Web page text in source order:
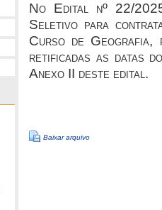
No Edital nº 22/
Seletivo para
Curso de Geografia,
retificadas as datas
Anexo II deste edital.
Baixar arquivo